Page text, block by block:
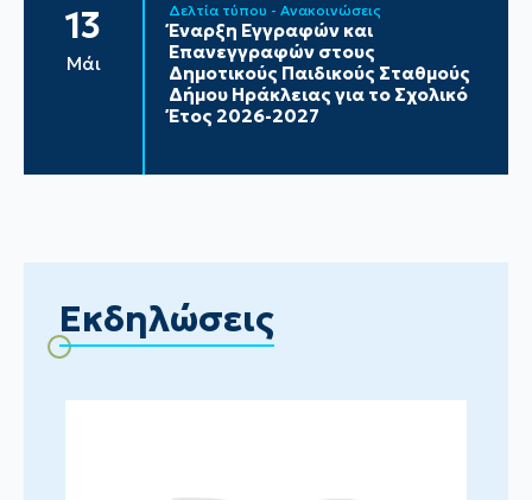
13
Μάι
Δελτία τύπου - Ανακοινώσεις
Έναρξη Εγγραφών και
Επανεγγραφών στους
Δημοτικούς Παιδικούς Σταθμούς
Δήμου Ηράκλειας για το Σχολικό
Έτος 2026-2027
Εκδηλώσεις